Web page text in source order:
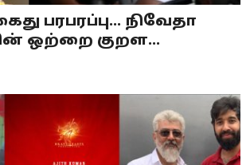
பரபரப்பு... நிவேதா
ஒற்றை குறள...